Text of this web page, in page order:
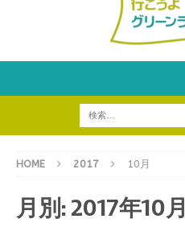
HOME 2017 10月
月別: 2017年10月